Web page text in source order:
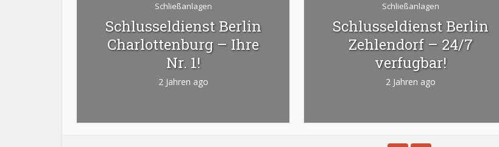
Schließanlagen
Schlusseldienst Berlin
Charlottenburg – Ihre
Nr. 1!
2 Jahren ago
Schließanlagen
Schlusseldienst Berlin
Zehlendorf – 24/7
verfugbar!
2 Jahren ago